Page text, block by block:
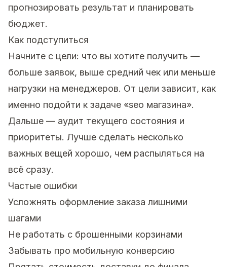
прогнозировать результат и планировать
бюджет.
Как подступиться
Начните с цели: что вы хотите получить —
больше заявок, выше средний чек или меньше
нагрузки на менеджеров. От цели зависит, как
именно подойти к задаче «seo магазина».
Дальше — аудит текущего состояния и
приоритеты. Лучше сделать несколько
важных вещей хорошо, чем распыляться на
всё сразу.
Частые ошибки
Усложнять оформление заказа лишними
шагами
Не работать с брошенными корзинами
Забывать про мобильную конверсию